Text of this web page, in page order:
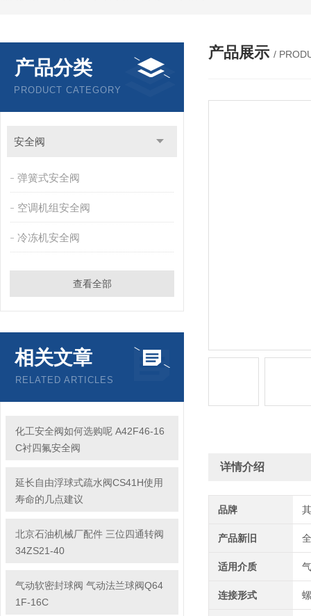
产品分类
PRODUCT CATEGORY
安全阀
弹簧式安全阀
空调机组安全阀
冷冻机安全阀
查看全部
相关文章
RELATED ARTICLES
化工安全阀如何选购呢 A42F46-16
C衬四氟安全阀
延长自由浮球式疏水阀CS41H使用
寿命的几点建议
北京石油机械厂配件 三位四通转阀
34ZS21-40
气动软密封球阀 气动法兰球阀Q64
1F-16C
产品展示 /
详情介绍
品牌
产品新旧
适用介质
连接形式